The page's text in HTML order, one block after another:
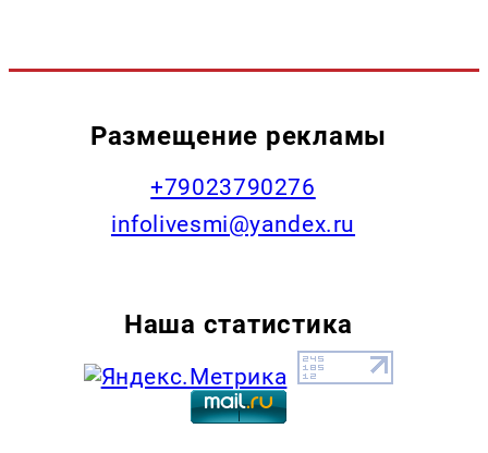
Размещение рекламы
+79023790276
infolivesmi@yandex.ru
Наша статистика